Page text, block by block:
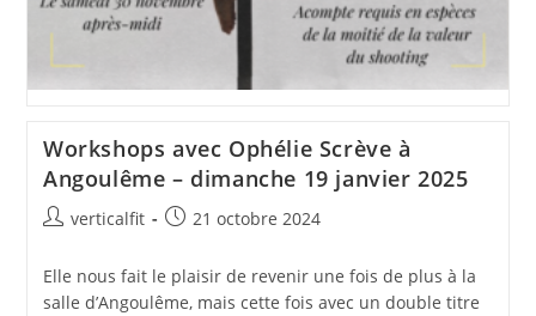
Workshops avec Ophélie Scrève à
Angoulême – dimanche 19 janvier 2025
Auteur/autrice
la
publication :
verticalfit
Publication
21 octobre 2024
Elle nous fait le plaisir de revenir une fois de plus à la
salle d’Angoulême, mais cette fois avec un double titre